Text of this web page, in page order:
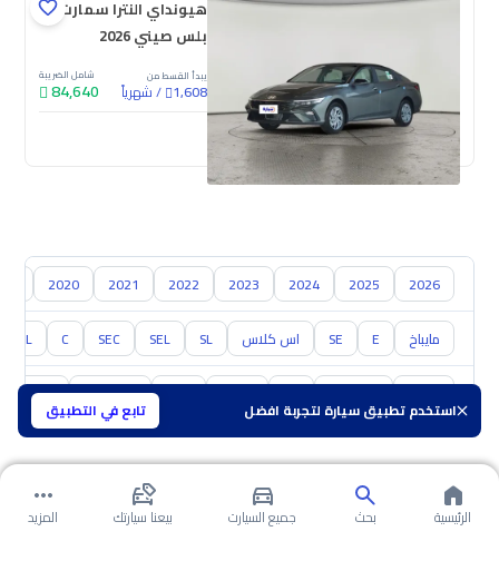
استخدم تطبيق سيارة لتجربة افضل تابع في التطبيق
هيونداي النترا سمارت
بلس صيني 2026
يبدأ القسط من
1,608
/شهرياً
شامل الضريبة
84,640
جديدة
2026
2025
2024
2023
2022
2021
2020
مايباخ E
SE اس كلاس SL
SEL
SEC
C
CL
سوزوكي هافال
الرئيسية بحث جميع السيارت بيعنا سيارتك المزيد